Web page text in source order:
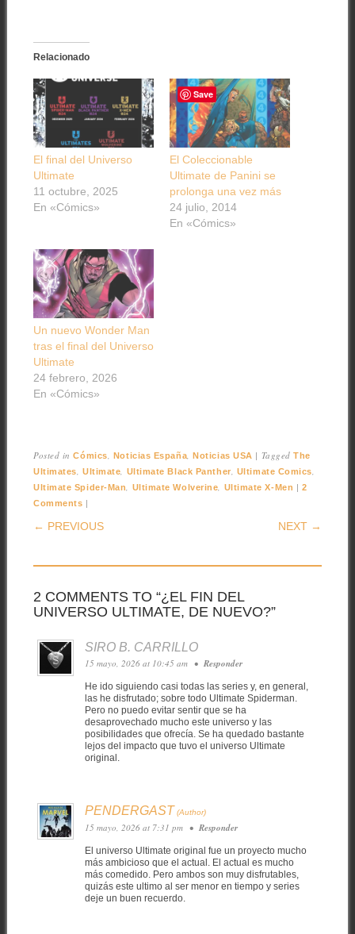
Relacionado
El final del Universo
Ultimate
11 octubre, 2025
En «Cómics»
El Coleccionable
Ultimate de Panini se
prolonga una vez más
24 julio, 2014
En «Cómics»
Un nuevo Wonder Man
tras el final del Universo
Ultimate
24 febrero, 2026
En «Cómics»
Posted inCómics, Noticias España,Noticias USA | TaggedThe
Ultimates,Ultimate, Ultimate Black Panther, Ultimate Comics,
Ultimate Spider-Man, Ultimate Wolverine, Ultimate X-Men | 2
Comments |
POST NAVIGATION
← PREVIOUS NEXT →
2 COMMENTS TO “¿EL FIN DEL
UNIVERSO ULTIMATE, DE NUEVO?”
SIRO B. CARRILLO
15 mayo, 2026 at 10:45 am • Responder
He ido siguiendo casi todas las series y, en general,
las he disfrutado; sobre todo Ultimate Spiderman.
Pero no puedo evitar sentir que se ha
desaprovechado mucho este universo y las
posibilidades que ofrecía. Se ha quedado bastante
lejos del impacto que tuvo el universo Ultimate
original.
PENDERGAST
15 mayo, 2026 at 7:31 pm • Responder
El universo Ultimate original fue un proyecto mucho
más ambicioso que el actual. El actual es mucho
más comedido. Pero ambos son muy disfrutables,
quizás este ultimo al ser menor en tiempo y series
deje un buen recuerdo.
Save